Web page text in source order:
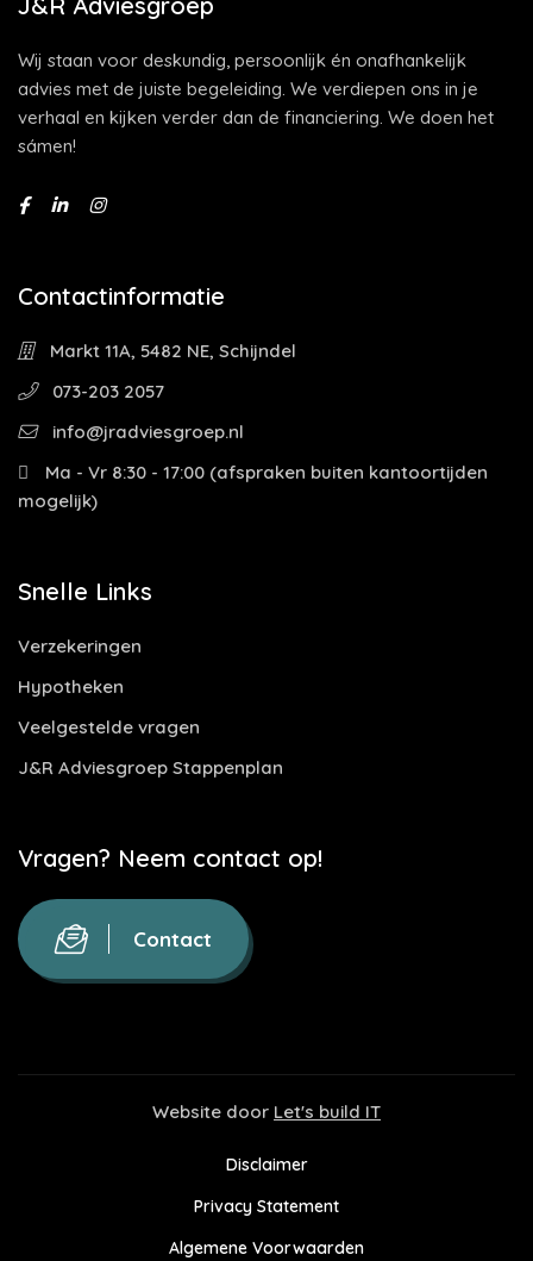
Wij staan voor deskundig, persoonlijk én onafhankelijk
advies met de juiste begeleiding. We verdiepen ons in je
verhaal en kijken verder dan de financiering. We doen het
sámen!
Contactinformatie
Markt 11A, 5482 NE, Schijndel
073-203 2057
info@jradviesgroep.nl
Ma - Vr 8:30 - 17:00 (afspraken buiten kantoortijden
mogelijk)
Snelle Links
Verzekeringen
Hypotheken
Veelgestelde vragen
J&R Adviesgroep Stappenplan
Vragen? Neem contact op!
Contact
Website door Let's build IT
Disclaimer
Privacy Statement
Algemene Voorwaarden